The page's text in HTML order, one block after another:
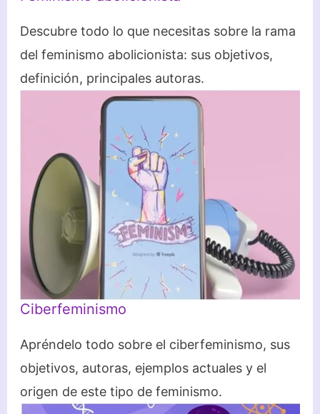
Descubre todo lo que necesitas sobre la rama
del feminismo abolicionista: sus objetivos,
definición, principales autoras.
Ciberfeminismo
Apréndelo todo sobre el ciberfeminismo, sus
objetivos, autoras, ejemplos actuales y el
origen de este tipo de feminismo.